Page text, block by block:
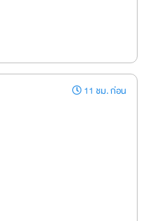
11 ชม. ก่อน